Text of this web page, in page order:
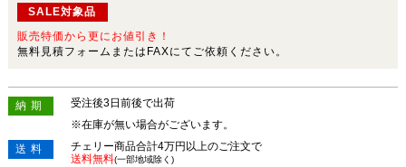
SALE対象品
販売特価から更にお値引き！
無料見積フォームまたはFAXにてご依頼ください。
納期
受注後3日前後で出荷
※在庫が無い場合がございます。
送料
チェリー商品合計4万円以上のご注文で
送料無料(一部地域除く)